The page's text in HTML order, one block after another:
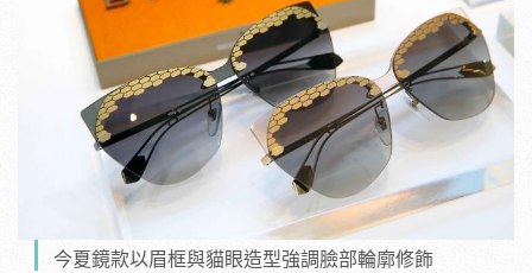
今夏鏡款以眉框與貓眼造型強調臉部輪廓修飾